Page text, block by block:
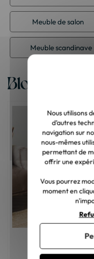
Meuble de salon
Meuble scandinave
Blog
Comment
Nous utilisons
d’autres
navigation sur
nous-mêmes
permettant de
offrir une
Vous pourrez
moment en